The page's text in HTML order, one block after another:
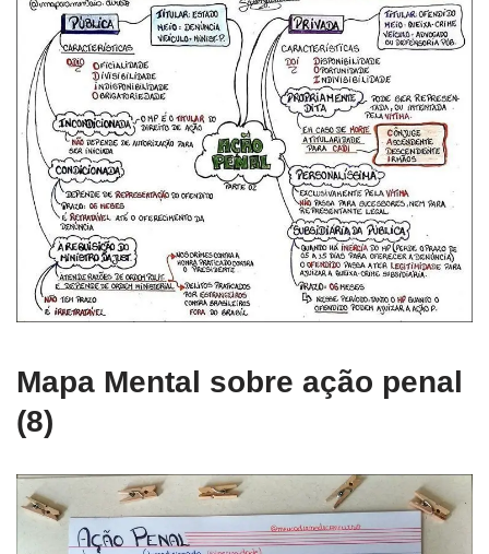
Mapa Mental sobre ação penal
(8)